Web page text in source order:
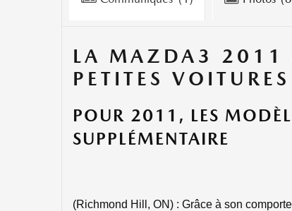
LA MAZDA3 2011
PETITES VOITURES
POUR 2011, LES
SUPPLÉMENTAIRE
(Richmond Hill, ON) : Grâce à son